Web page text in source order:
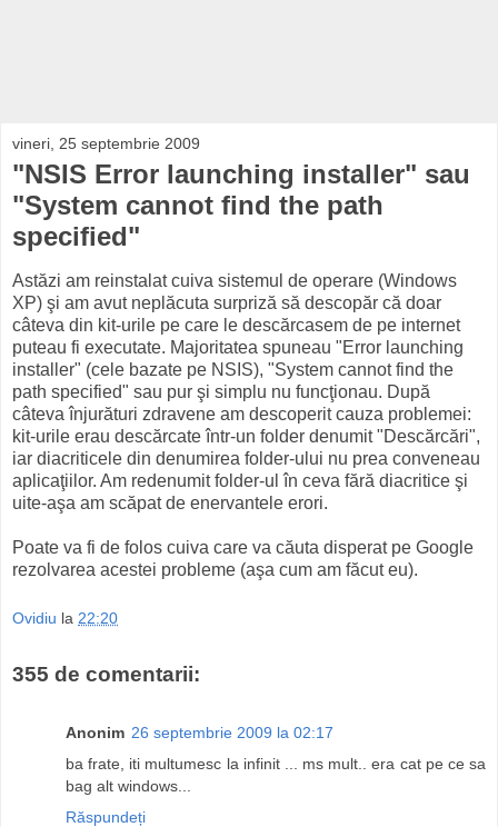
vineri, 25 septembrie 2009
"NSIS Error launching installer" sau
"System cannot find the path
specified"
Astăzi am reinstalat cuiva sistemul de operare (Windows
XP) şi am avut neplăcuta surpriză să descopăr că doar
câteva din kit-urile pe care le descărcasem de pe internet
puteau fi executate. Majoritatea spuneau "Error launching
installer" (cele bazate pe NSIS), "System cannot find the
path specified" sau pur şi simplu nu funcţionau. După
câteva înjurături zdravene am descoperit cauza problemei:
kit-urile erau descărcate într-un folder denumit "Descărcări",
iar diacriticele din denumirea folder-ului nu prea conveneau
aplicaţiilor. Am redenumit folder-ul în ceva fără diacritice şi
uite-aşa am scăpat de enervantele erori.
Poate va fi de folos cuiva care va căuta disperat pe Google
rezolvarea acestei probleme (aşa cum am făcut eu).
Ovidiu la 22:20
355 de comentarii:
Anonim 26 septembrie 2009 la 02:17
ba frate, iti multumesc la infinit ... ms mult.. era cat pe ce sa
bag alt windows...
Răspundeți